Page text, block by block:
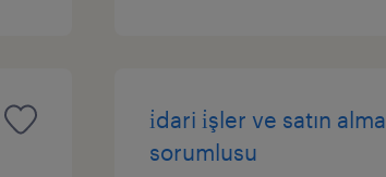
i̇dari i̇şler ve satın alma
sorumlusu